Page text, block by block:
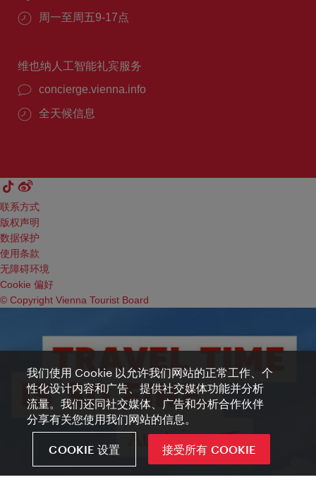
周一至周五9-17点
维也纳人工智能礼宾服务
concierge.vienna.info
全天候信息
联系方式
版权声明
数据保护
使用条款
无障碍环境
Cookie 偏好
© Copyright Vienna Tourist Board
我们使用 Cookie 以允许我们网站的正常工作、个
性化设计内容和广告、提供社交媒体功能并分析
流量。我们还同社交媒体、广告和分析合作伙伴
分享有关您使用我们网站的信息。
COOKIE 设置 接受所有 COOKIE